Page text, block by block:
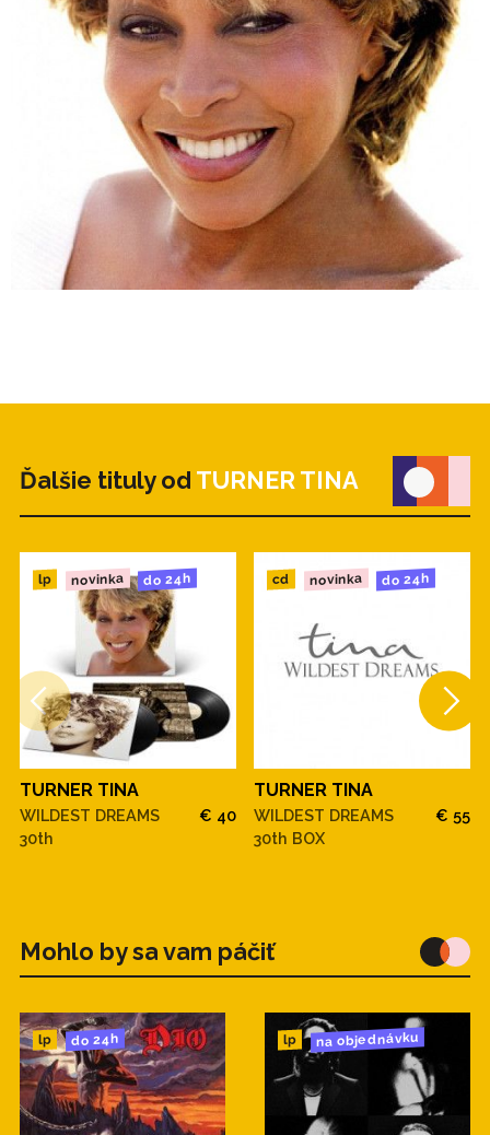
9. Whatever You Want (The Massive Jungle Mix)
10. Whatever You Want (Tee's Freeze Mix)
Ďalšie tituly od TURNER TINA
lp novinka do 24h
TURNER TINA
WILDEST DREAMS
30th
€ 40
cd novinka do 24h
TURNER TINA
WILDEST DREAMS
30th BOX
€ 55
Mohlo by sa vam páčiť
lp do 24h lp na objednávku